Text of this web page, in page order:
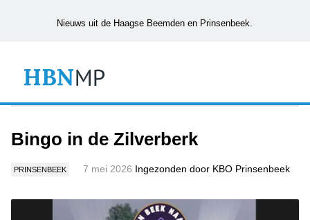
Nieuws uit de Haagse Beemden en Prinsenbeek.
Bingo in de Zilverberk
PRINSENBEEK 7 mei 2026 Ingezonden door KBO Prinsenbeek